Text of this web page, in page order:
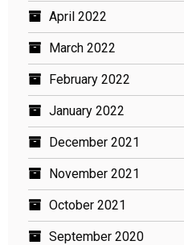
April 2022
March 2022
February 2022
January 2022
December 2021
November 2021
October 2021
September 2020